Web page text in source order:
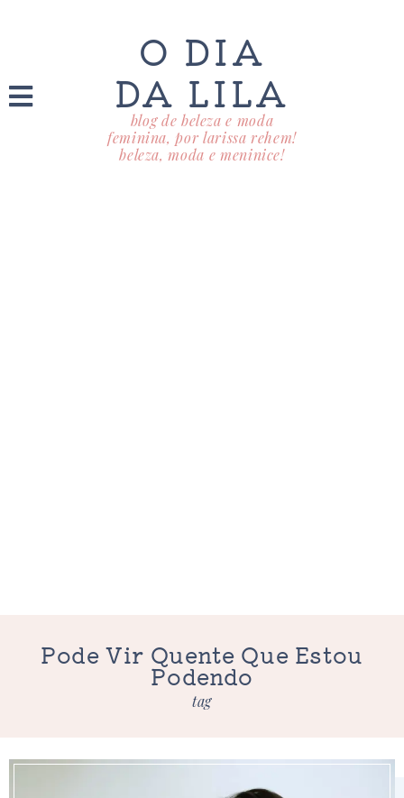
O DIA
DA LILA
blog de beleza e moda
feminina, por larissa rehem!
beleza, moda e meninice!
Pode Vir Quente Que Estou
Podendo
tag